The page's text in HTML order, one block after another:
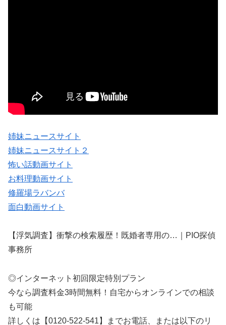
姉妹ニュースサイト
姉妹ニュースサイト２
怖い話動画サイト
お料理動画サイト
修羅場ラバンバ
面白動画サイト
【浮気調査】衝撃の検索履歴！既婚者専用の…｜PIO探偵
事務所
◎インターネット初回限定特別プラン
今なら調査料金3時間無料！自宅からオンラインでの相談
も可能
詳しくは【0120-522-541】までお電話、または以下のリ